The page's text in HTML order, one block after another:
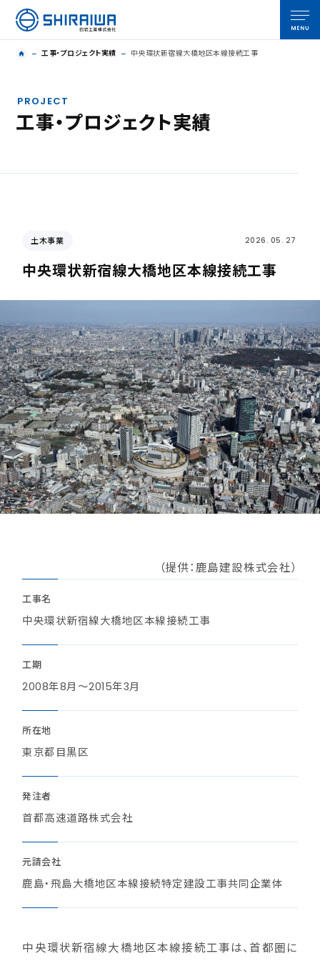
工事・プロジェクト実績 中央環状新宿線大橋地区本線接続工事
PROJECT
工事・プロジェクト実績
土木事業 2026. 05. 27
中央環状新宿線大橋地区本線接続工事
（提供：鹿島建設株式会社）
工事名
中央環状新宿線大橋地区本線接続工事
工期
2008年8月～2015年3月
所在地
東京都目黒区
発注者
首都高速道路株式会社
元請会社
鹿島・飛島大橋地区本線接続特定建設工事共同企業体
中央環状新宿線大橋地区本線接続工事は、首都圏に